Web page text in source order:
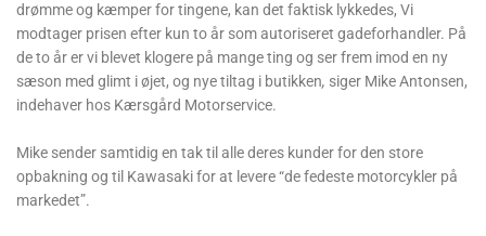
drømme og kæmper for tingene, kan det faktisk lykkedes, Vi
modtager prisen efter kun to år som autoriseret gadeforhandler. På
de to år er vi blevet klogere på mange ting og ser frem imod en ny
sæson med glimt i øjet, og nye tiltag i butikken, siger Mike Antonsen,
indehaver hos Kærsgård Motorservice.
Mike sender samtidig en tak til alle deres kunder for den store
opbakning og til Kawasaki for at levere “de fedeste motorcykler på
markedet”.